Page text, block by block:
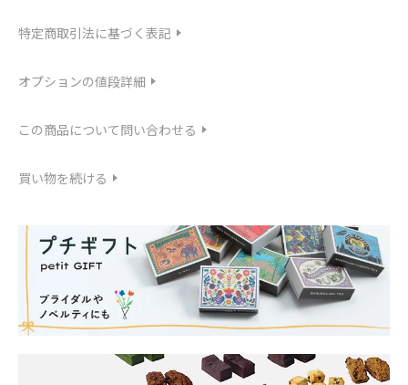
特定商取引法に基づく表記
オプションの値段詳細
この商品について問い合わせる
買い物を続ける